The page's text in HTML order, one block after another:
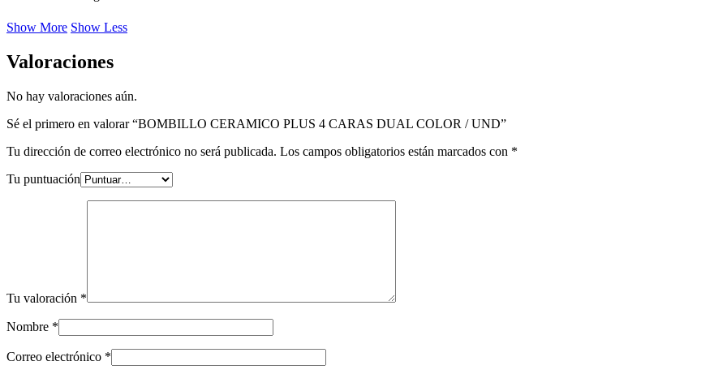
Show More Show Less
Valoraciones
No hay valoraciones aún.
Sé el primero en valorar “BOMBILLO CERAMICO PLUS 4 CARAS DUAL COLOR / UND”
Tu dirección de correo electrónico no será publicada. Los campos obligatorios están marcados con *
Tu puntuación
Tu valoración *
Nombre *
Correo electrónico *